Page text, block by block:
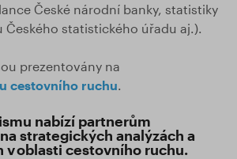
České národní banky, statistiky
statistického úřadu aj.).
prezentovány na
cestovního ruchu.
nabízí partnerům
strategických analýzách a
v oblasti cestovního ruchu.